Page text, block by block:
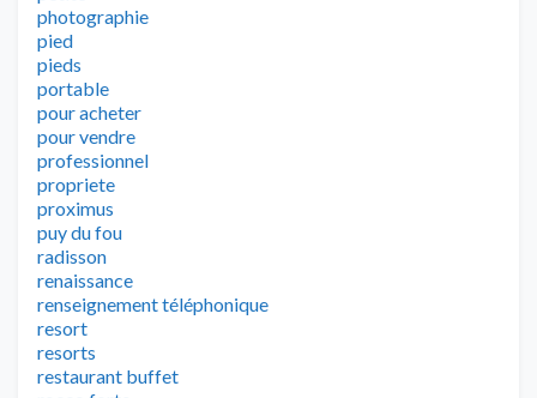
photographie
pied
pieds
portable
pour acheter
pour vendre
professionnel
propriete
proximus
puy du fou
radisson
renaissance
renseignement téléphonique
resort
resorts
restaurant buffet